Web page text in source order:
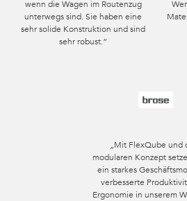
wenn die Wagen im Routenzug
unterwegs sind. Sie haben eine
sehr solide Konstruktion und sind
sehr robust.“
„Mit FlexQube und
modularen Konzept
ein starkes
verbesserte
Ergonomie in unserem